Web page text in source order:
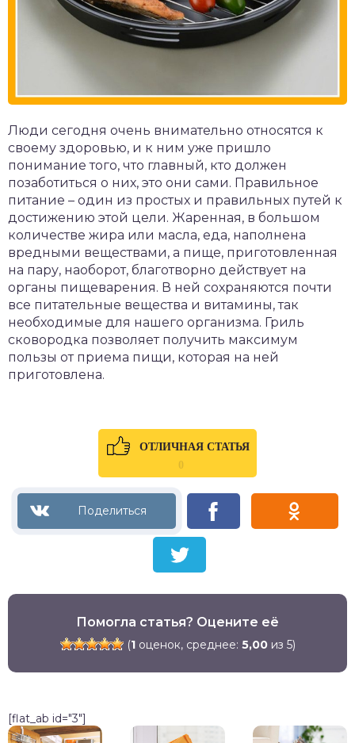
Люди сегодня очень внимательно относятся к
своему здоровью, и к ним уже пришло
понимание того, что главный, кто должен
позаботиться о них, это они сами. Правильное
питание – один из простых и правильных путей к
достижению этой цели. Жаренная, в большом
количестве жира или масла, еда, наполнена
вредными веществами, а пище, приготовленная
на пару, наоборот, благотворно действует на
органы пищеварения. В ней сохраняются почти
все питательные вещества и витамины, так
необходимые для нашего организма. Гриль
сковородка позволяет получить максимум
пользы от приема пищи, которая на ней
приготовлена.
ОТЛИЧНАЯ СТАТЬЯ
0
Помогла статья? Оцените её
(1оценок, среднее: 5,00из 5)
[flat_ab id="3"]